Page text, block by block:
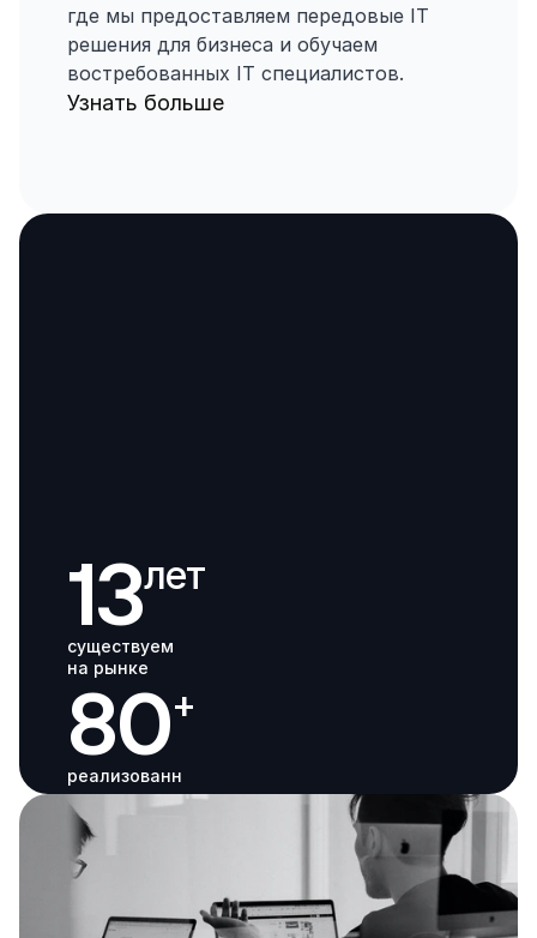
где мы предоставляем передовые IT
решения для бизнеса и обучаем
востребованных IT специалистов.
Узнать больше
13лет
существуем
на рынке
80+
реализованн
ых проектов
20
в команде